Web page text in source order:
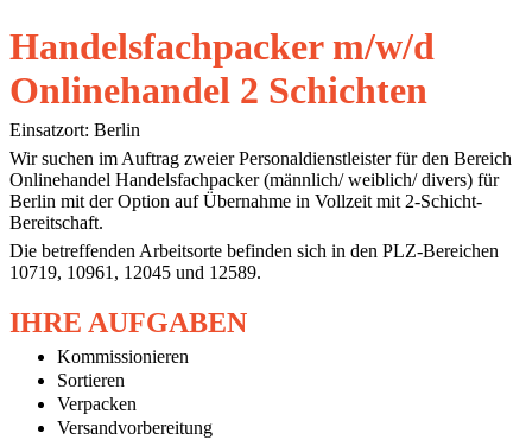
Handelsfachpacker m/w/d
Onlinehandel 2 Schichten
Einsatzort: Berlin
Wir suchen im Auftrag zweier Personaldienstleister für den Bereich
Onlinehandel Handelsfachpacker (männlich/ weiblich/ divers) für
Berlin mit der Option auf Übernahme in Vollzeit mit 2-Schicht-
Bereitschaft.
Die betreffenden Arbeitsorte befinden sich in den PLZ-Bereichen
10719, 10961, 12045 und 12589.
IHRE AUFGABEN
Kommissionieren
Sortieren
Verpacken
Versandvorbereitung